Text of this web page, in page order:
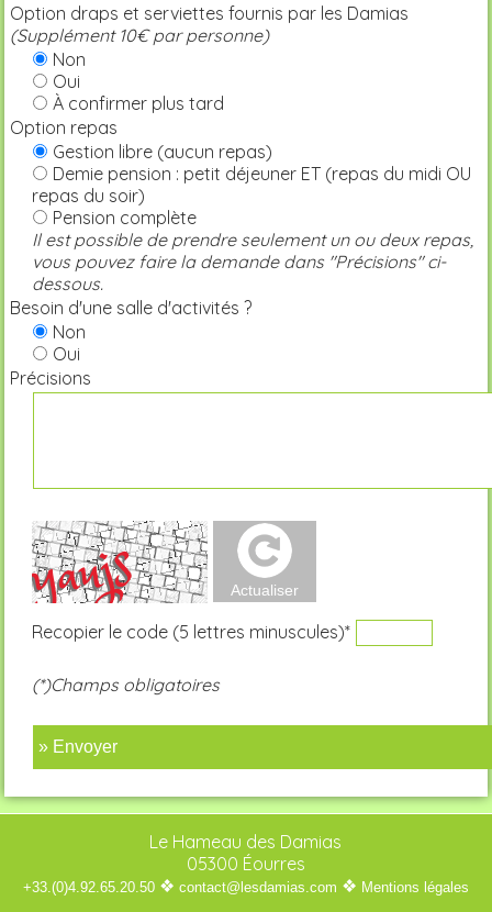
Option draps et serviettes fournis par les Damias
(Supplément 10€ par personne)
Non
Oui
À confirmer plus tard
Option repas
Gestion libre (aucun repas)
Demie pension : petit déjeuner ET (repas du midi OU
repas du soir)
Pension complète
Il est possible de prendre seulement un ou deux repas,
vous pouvez faire la demande dans "Précisions" ci-
dessous.
Besoin d'une salle d'activités ?
Non
Oui
Précisions
Recopier le code (5 lettres minuscules)*
(*)Champs obligatoires
» Envoyer
Le Hameau des Damias
05300 Éourres
+33.(0)4.92.65.20.50 ❖ contact@lesdamias.com ❖ Mentions légales